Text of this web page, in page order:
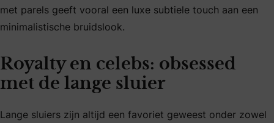
met parels geeft vooral een luxe subtiele touch aan een
minimalistische bruidslook.
Royalty en celebs: obsessed
met de lange sluier
Lange sluiers zijn altijd een favoriet geweest onder zowel